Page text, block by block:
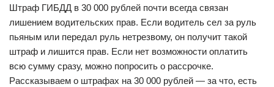
Штраф ГИБДД в 30 000 рублей почти всегда связан
лишением водительских прав. Если водитель сел за руль
пьяным или передал руль нетрезвому, он получит такой
штраф и лишится прав. Если нет возможности оплатить
всю сумму сразу, можно попросить о рассрочке.
Рассказываем о штрафах на 30 000 рублей — за что, есть